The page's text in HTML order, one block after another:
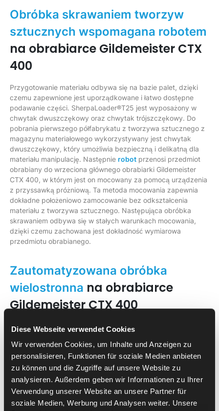
Diese Webseite verwendet Cookies
Wir verwenden Cookies, um Inhalte und Anzeigen zu
personalisieren, Funktionen für soziale Medien anbieten
zu können und die Zugriffe auf unsere Website zu
analysieren. Außerdem geben wir Informationen zu Ihrer
Verwendung unserer Website an unsere Partner für
soziale Medien, Werbung und Analysen weiter. Unsere
Obróbka skrawaniem tworzyw
sztucznych wspomagana robotem
na obrabiarce Gildemeister CTX
400
Przygotowanie materiału odbywa się na bazie palet, dzięki
czemu zapewnione jest uporządkowane i łatwo dostępne
podawanie części. SherpaLoader®T25 jest wyposażony w
chwytak dwuszczękowy oraz chwytak trójszczękowy. Do
pobrania pierwszego półfabrykatu z tworzywa sztucznego z
magazynu materiałowego wykorzystywany jest chwytak
dwuszczękowy, który umożliwia bezpieczną i delikatną dla
materiału manipulację. Następnie robot przenosi przedmiot
obrabiany do wrzeciona głównego obrabiarki Gildemeister
CTX 400, w którym jest on mocowany za pomocą urządzenia
z przyssawką próżniową. Ta metoda mocowania zapewnia
dokładne położeniowo zamocowanie bez odkształcenia
materiału z tworzywa sztucznego. Następująca obróbka
skrawaniem odbywa się w stałych warunkach mocowania,
dzięki czemu zachowana jest dokładność wymiarowa
przedmiotu obrabianego.
Zautomatyzowana obróbka
wielostronna na obrabiarce
Gildemeister CTX 400
Po zakończeniu pierwszej obróbki ramię robota pobiera część
bezpiecznego transportu również złożonych geometrii. Robot
pozycjonuje część półgotową na stacji obracania, aby
udostępnić drugą stronę obróbki. Dzięki zdefiniowanemu
obróceniu zapewniane jest powtarzalne położenie dla
drugiego etapu obróbki. Wkładanie do wrzeciona głównego
odbywa się ponownie za pomocą chwytaka
dwuszczękowego. Wspiera to dokładne pozycjonowanie i